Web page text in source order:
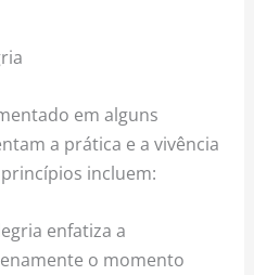
em alguns
a prática e a vivência
incluem:
enfatiza a
o momento